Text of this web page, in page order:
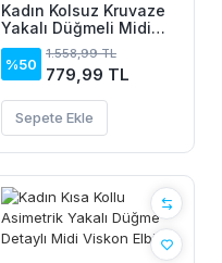
Kadın Kolsuz Kruvaze
Yakalı Düğmeli Midi
Keten Elbise
%50
1.558,99 TL
779,99 TL
Sepete Ekle